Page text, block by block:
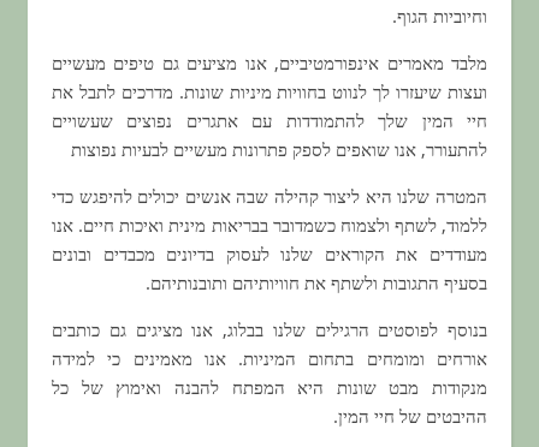
וחיוביות הגוף.
מלבד מאמרים אינפורמטיביים, אנו מציעים גם טיפים מעשיים
ועצות שיעזרו לך לנווט בחוויות מיניות שונות. מדרכים לתבל את
חיי המין שלך להתמודדות עם אתגרים נפוצים שעשויים
להתעורר, אנו שואפים לספק פתרונות מעשיים לבעיות נפוצות
המטרה שלנו היא ליצור קהילה שבה אנשים יכולים להיפגש כדי
ללמוד, לשתף ולצמוח כשמדובר בבריאות מינית ואיכות חיים. אנו
מעודדים את הקוראים שלנו לעסוק בדיונים מכבדים ובונים
בסעיף התגובות ולשתף את חוויותיהם ותובנותיהם.
בנוסף לפוסטים הרגילים שלנו בבלוג, אנו מציגים גם כותבים
אורחים ומומחים בתחום המיניות. אנו מאמינים כי למידה
מנקודות מבט שונות היא המפתח להבנה ואימוץ של כל
ההיבטים של חיי המין.